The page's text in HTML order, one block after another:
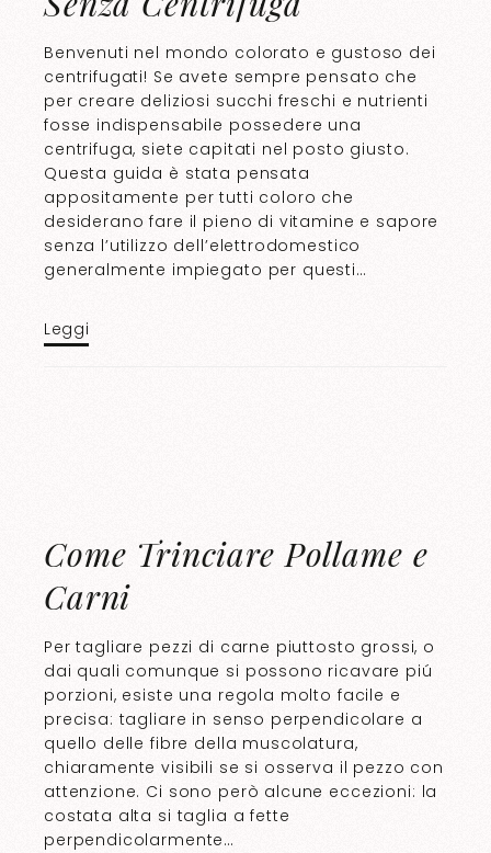
Benvenuti nel mondo colorato e gustoso dei
centrifugati! Se avete sempre pensato che
per creare deliziosi succhi freschi e nutrienti
fosse indispensabile possedere una
centrifuga, siete capitati nel posto giusto.
Questa guida è stata pensata
appositamente per tutti coloro che
desiderano fare il pieno di vitamine e sapore
senza l’utilizzo dell’elettrodomestico
generalmente impiegato per questi…
Leggi
Come Trinciare Pollame e
Carni
Per tagliare pezzi di carne piuttosto grossi, o
dai quali comunque si possono ricavare piú
porzioni, esiste una regola molto facile e
precisa: tagliare in senso perpendicolare a
quello delle fibre della muscolatura,
chiaramente visibili se si osserva il pezzo con
attenzione. Ci sono però alcune eccezioni: la
costata alta si taglia a fette
perpendicolarmente…